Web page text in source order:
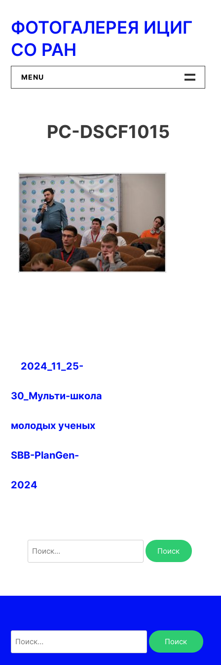
содержимому
ФОТОГАЛЕРЕЯ ИЦИГ
СО РАН
MENU
ИЦиГ СО РАН
PC-DSCF1015
Навигация
записям
2024_11_25-
30_Мульти-школа
молодых ученых
SBB-PlanGen-
2024
Найти: